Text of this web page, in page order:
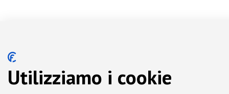
Utilizziamo i cookie